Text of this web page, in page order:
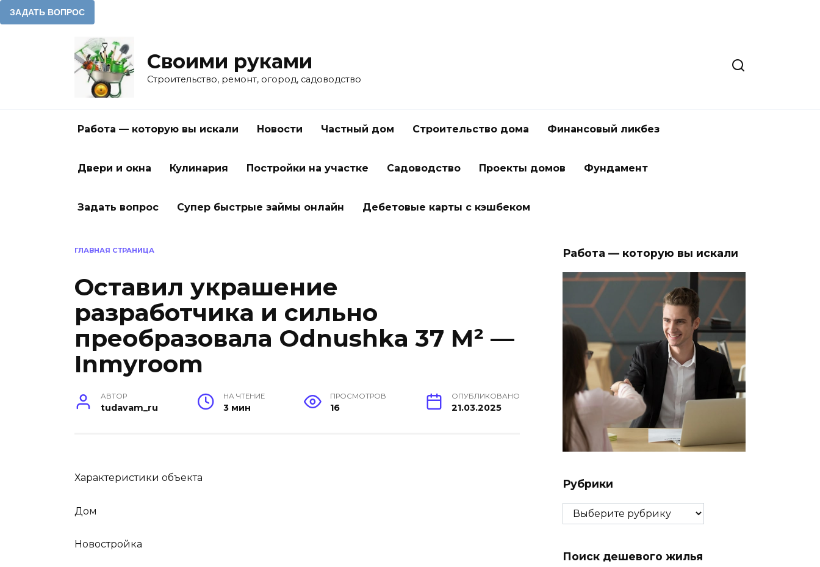
Своими руками
Строительство, ремонт, огород, садоводство
Работа — которую вы искали Новости Частный дом Строительство дома Финансовый ликбез
Двери и окна Кулинария Постройки на участке Садоводство Проекты домов Фундамент
Задать вопрос Супер быстрые займы онлайн Дебетовые карты с кэшбеком
ГЛАВНАЯ СТРАНИЦА
Оставил украшение
разработчика и сильно
преобразовала Odnushka 37 M² —
Inmyroom
АВТОР
tudavam_ru
НА ЧТЕНИЕ
3 мин
ПРОСМОТРОВ
16
ОПУБЛИКОВАНО
21.03.2025
Характеристики объекта
Дом
Новостройка
Работа — которую вы искали
Рубрики
Рубрики
Поиск дешевого жилья